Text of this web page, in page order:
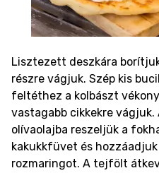
Lisztezett deszkára
részre vágjuk. Szép kis
feltéthez a kolbászt
vastagabb cikkekre
olívaolajba reszeljük a
kakukkfüvet és
rozmaringot. A tejfölt